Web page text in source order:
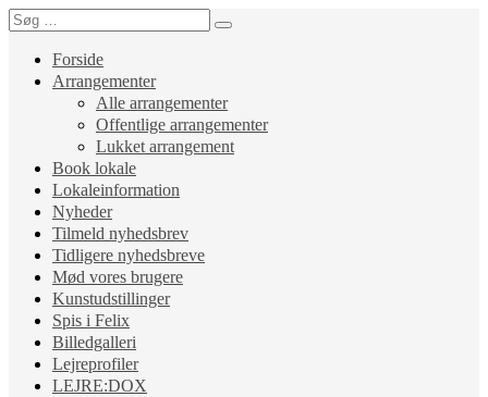
Forside
Arrangementer
Alle arrangementer
Offentlige arrangementer
Lukket arrangement
Book lokale
Lokaleinformation
Nyheder
Tilmeld nyhedsbrev
Tidligere nyhedsbreve
Mød vores brugere
Kunstudstillinger
Spis i Felix
Billedgalleri
Lejreprofiler
LEJRE:DOX